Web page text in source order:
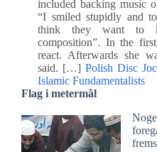
included backing music
“I smiled stupidly and
think they want to
composition”. In the
react. Afterwards she
said. […]Polish Disc
Islamic Fundamentalists
Flag i metermål